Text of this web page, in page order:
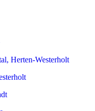
Herten-Westerholt